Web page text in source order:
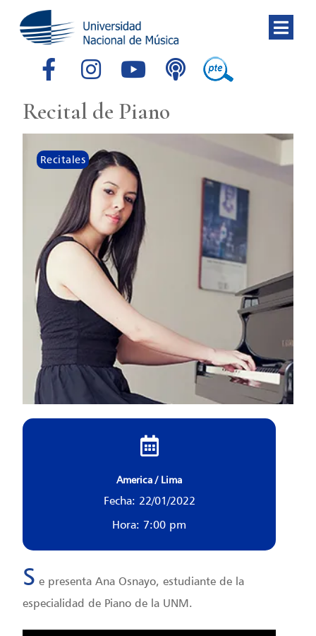
Recital de Piano
Recitales
America / Lima
Fecha: 22/01/2022
Hora: 7:00 pm
S e presenta Ana Osnayo, estudiante de la
especialidad de Piano de la UNM.